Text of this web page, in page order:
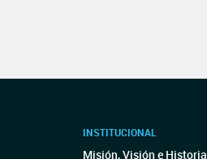
INSTITUCIONAL
Misión, Visión e Historia